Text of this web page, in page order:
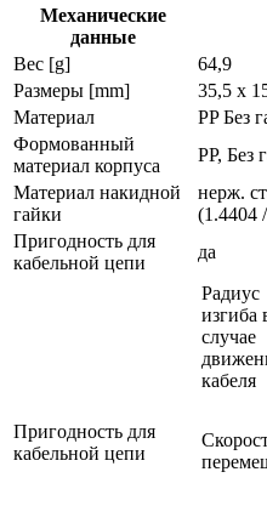
Механические
данные
Вес [g]
64,9
Размеры [mm]
35,5 x
Материал
PP Без
Формованный
материал корпуса
PP, Без
Материал накидной
гайки
нерж.
(1.4404
Пригодность для
кабельной цепи
да
Пригодность для
кабельной цепи
Радиус
изгиба
случае
кабеля